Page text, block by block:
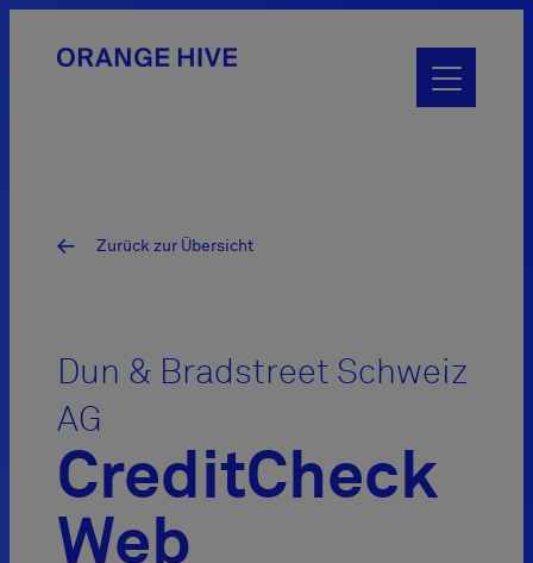
Hauptmenü
betätigen
Zurück zur Übersicht
Dun & Bradstreet Schweiz
AG
CreditCheck
Web